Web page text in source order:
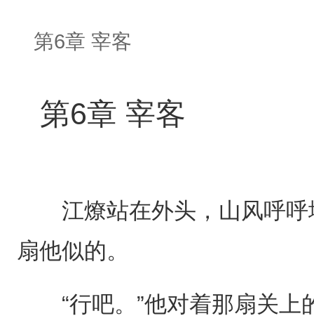
第6章 宰客
第6章 宰客
江燎站在外头，山风呼呼
扇他似的。
“行吧。”他对着那扇关上